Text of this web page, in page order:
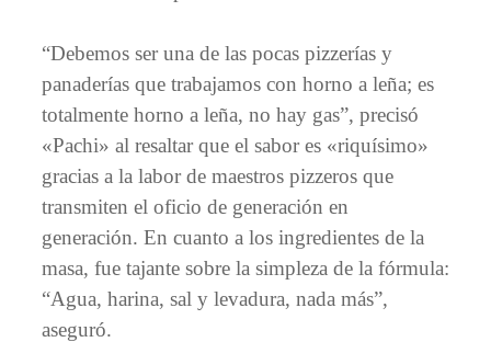
“Debemos ser una de las pocas pizzerías y
panaderías que trabajamos con horno a leña; es
totalmente horno a leña, no hay gas”, precisó
«Pachi» al resaltar que el sabor es «riquísimo»
gracias a la labor de maestros pizzeros que
transmiten el oficio de generación en
generación. En cuanto a los ingredientes de la
masa, fue tajante sobre la simpleza de la fórmula:
“Agua, harina, sal y levadura, nada más”,
aseguró.